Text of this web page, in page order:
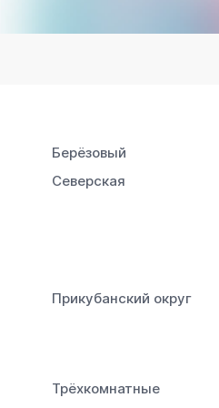
Берёзовый
Северская
Прикубанский округ
Трёхкомнатные